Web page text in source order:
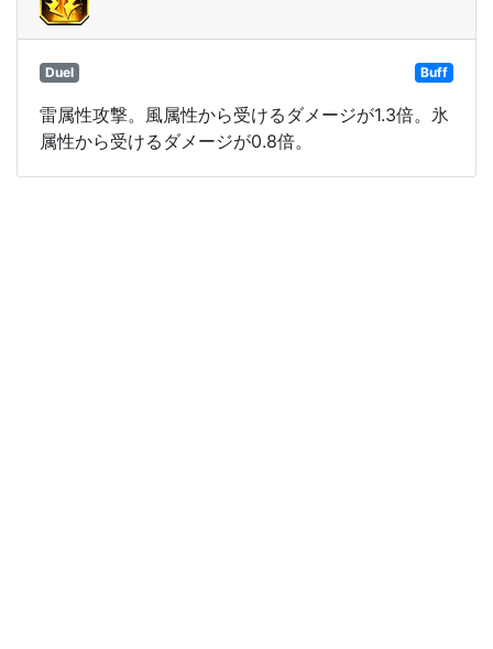
Duel Buff
雷属性攻撃。風属性から受けるダメージが1.3倍。氷
属性から受けるダメージが0.8倍。